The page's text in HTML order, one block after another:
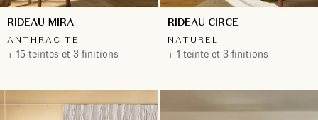
RIDEAU MIRA
ANTHRACITE
+ 15 teintes et 3 finitions
RIDEAU CIRCE
NATUREL
+ 1 teinte et 3 finitions